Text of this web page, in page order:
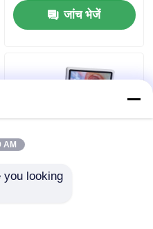
जांच भेजें
AM
you looking